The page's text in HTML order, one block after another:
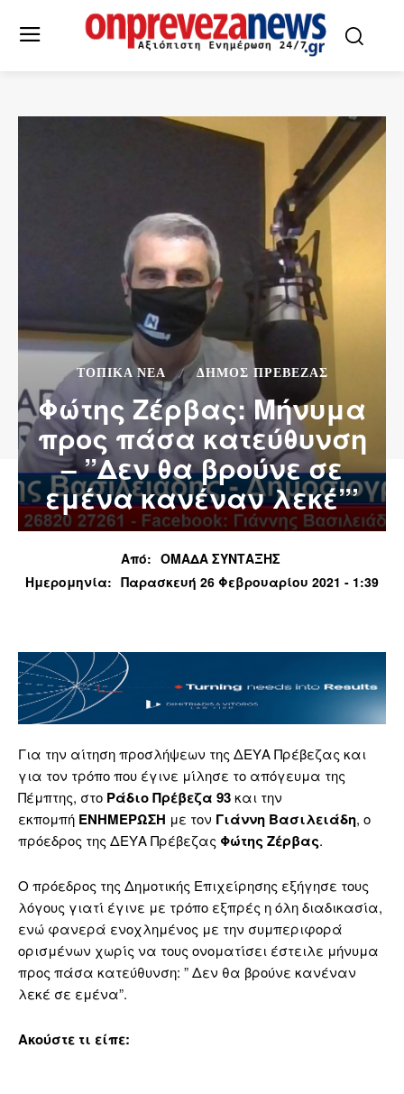
ΤΟΠΙΚΆ ΝΈΑ ΔΉΜΟΣ ΠΡΈΒΕΖΑΣ
Φώτης Ζέρβας: Μήνυμα
προς πάσα κατεύθυνση
– ”Δεν θα βρούνε σε
εμένα κανέναν λεκέ”’
Από: ΟΜΑΔΑ ΣΥΝΤΑΞΗΣ
Ημερομηνία: Παρασκευή 26 Φεβρουαρίου 2021 - 1:39
Για την αίτηση προσλήψεων της ΔΕΥΑ Πρέβεζας και
για τον τρόπο που έγινε μίλησε το απόγευμα της
Πέμπτης, στο Ράδιο Πρέβεζα 93και την
εκπομπή ΕΝΗΜΕΡΩΣΗ με τον Γιάννη Βασιλειάδη, ο
πρόεδρος της ΔΕΥΑ Πρέβεζας Φώτης Ζέρβας.
Ο πρόεδρος της Δημοτικής Επιχείρησης εξήγησε τους
λόγους γιατί έγινε με τρόπο εξπρές η όλη διαδικασία,
ενώ φανερά ενοχλημένος με την συμπεριφορά
ορισμένων χωρίς να τους ονοματίσει έστειλε μήνυμα
προς πάσα κατεύθυνση: ” Δεν θα βρούνε κανέναν
λεκέ σε εμένα”.
Ακούστε τι είπε: